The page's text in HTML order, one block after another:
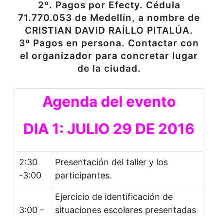
2º. Pagos por Efecty. Cédula
71.770.053 de Medellín, a nombre de
CRISTIAN DAVID RAÍLLO PITALÚA.
3º Pagos en persona. Contactar con
el organizador para concretar lugar
de la ciudad.
Agenda del evento
DIA 1: JULIO 29 DE 2016
2:30
-3:00
Presentación del taller y los
participantes.
3:00 –
Ejercicio de identificación de
situaciones escolares presentadas